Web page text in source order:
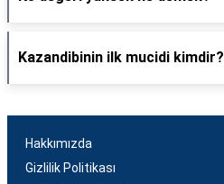
Kazandibinin ilk mucidi kimdir?
Hakkımızda
Gizlilik Politikası